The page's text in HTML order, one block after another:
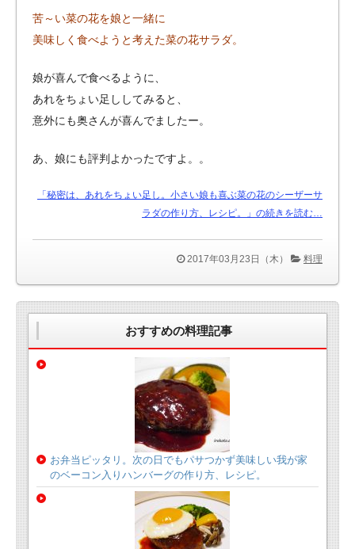
苦～い菜の花を娘と一緒に
美味しく食べようと考えた菜の花サラダ。
娘が喜んで食べるように、
あれをちょい足ししてみると、
意外にも奥さんが喜んでましたー。
あ、娘にも評判よかったですよ。。
「秘密は、あれをちょい足し。小さい娘も喜ぶ菜の花のシーザーサ
ラダの作り方、レシピ。」の続きを読む…
2017年03月23日（木） 料理
おすすめの料理記事
お弁当ピッタリ。次の日でもパサつかず美味しい我が家
のベーコン入りハンバーグの作り方、レシピ。